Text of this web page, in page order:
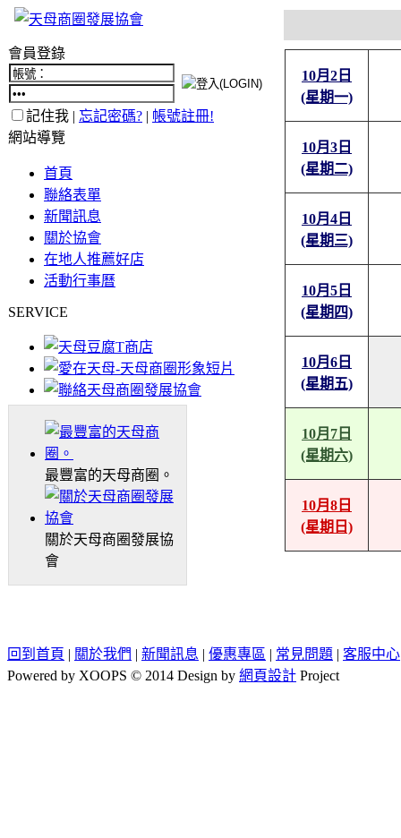
會員登錄
記住我 | 忘記密碼? | 帳號註冊!
網站導覽
首頁
聯絡表單
新聞訊息
關於協會
在地人推薦好店
活動行事曆
SERVICE
最豐富的天母商圈。
關於天母商圈發展協
會
10月2日
(星期一)
10月3日
(星期二)
10月4日
(星期三)
10月5日
(星期四)
10月6日
(星期五)
10月7日
(星期六)
10月8日
(星期日)
回到首頁 | 關於我們 | 新聞訊息 | 優惠專區 | 常見問題 | 客服中心
Powered by XOOPS © 2014 Design by 網頁設計 Project